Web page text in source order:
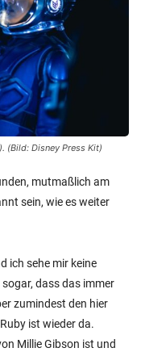
(Bild: Disney Press Kit)
mutmaßlich am
sein, wie es weiter
ich sehe mir keine
dass das immer
zumindest den hier
ist wieder da.
Millie Gibson ist und